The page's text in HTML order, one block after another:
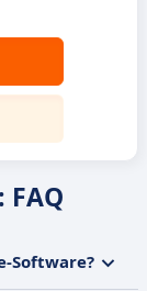
Software?